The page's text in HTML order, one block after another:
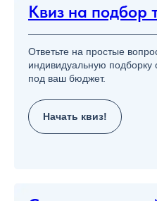
Квиз на подбор
Ответьте на простые
индивидуальную подборку
под ваш бюджет.
Начать квиз!